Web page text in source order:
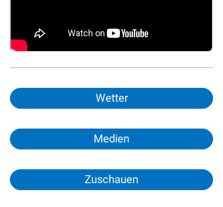
Wetter
Medien
Zuschauen